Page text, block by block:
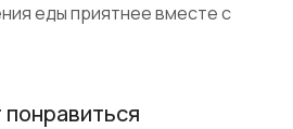
еды приятнее вместе с